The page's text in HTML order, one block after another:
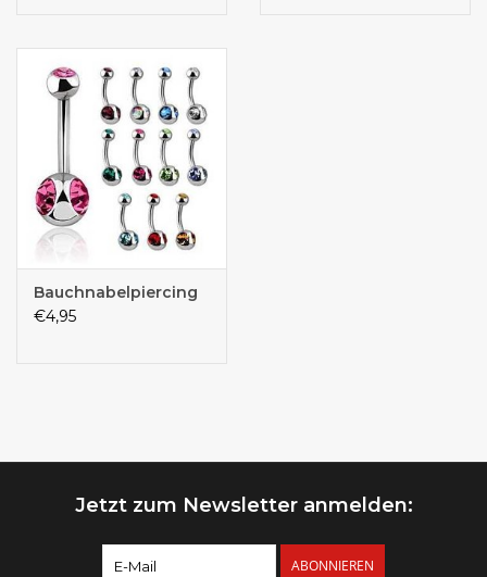
Bauchnabelpiercing
€4,95
Jetzt zum Newsletter anmelden:
ABONNIEREN